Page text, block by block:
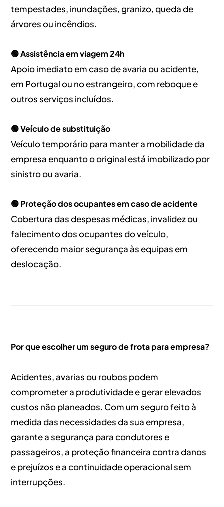
tempestades, inundações, granizo, queda de
árvores ou incêndios.
🟢 Assistência em viagem 24h
Apoio imediato em caso de avaria ou acidente,
em Portugal ou no estrangeiro, com reboque e
outros serviços incluídos.
🟢 Veículo de substituição
Veículo temporário para manter a mobilidade da
empresa enquanto o original está imobilizado por
sinistro ou avaria.
🟢 Proteção dos ocupantes em caso de acidente
Cobertura das despesas médicas, invalidez ou
falecimento dos ocupantes do veículo,
oferecendo maior segurança às equipas em
deslocação.
Por que escolher um seguro de frota para empresa?
Acidentes, avarias ou roubos podem
comprometer a produtividade e gerar elevados
custos não planeados. Com um seguro feito à
medida das necessidades da sua empresa,
garante a segurança para condutores e
passageiros, a proteção financeira contra danos
e prejuízos e a continuidade operacional sem
interrupções.